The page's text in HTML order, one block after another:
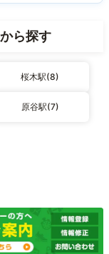
ら探す
桜木駅(8)
原谷駅(7)